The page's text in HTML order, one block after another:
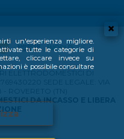
un'esperienza migliore.
tutte le categorie di
cliccare invece su
è possibile consultare
ELETTRODOMESTICI DI
SEDE LEGALE: VIA
DA INCASSO E LIBERA